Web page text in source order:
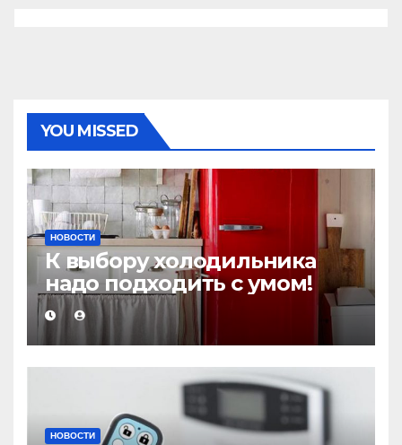
YOU MISSED
НОВОСТИ
К выбору холодильника
надо подходить с умом!
НОВОСТИ